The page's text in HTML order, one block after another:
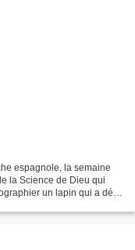
espagnole, la semaine
la Science de Dieu qui
un lapin qui a déjà